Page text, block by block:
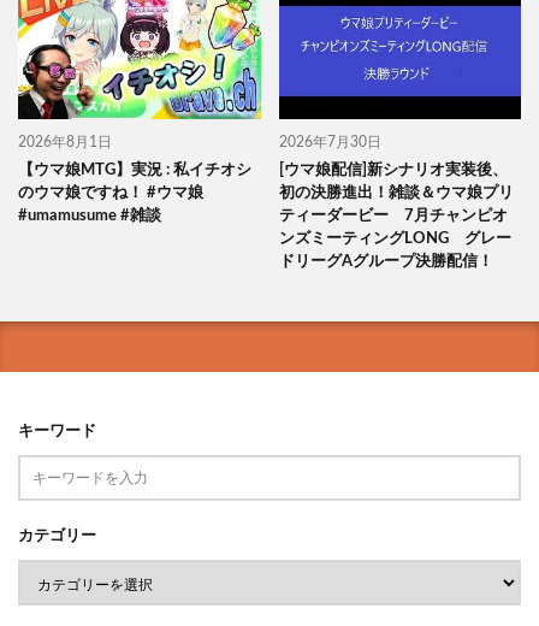
2026年8月1日
【ウマ娘MTG】実況 : 私イチオシ
のウマ娘ですね！ #ウマ娘
#umamusume #雑談
2026年7月30日
[ウマ娘配信]新シナリオ実装後、
初の決勝進出！雑談＆ウマ娘プリ
ティーダービー 7月チャンピオ
ンズミーティングLONG グレー
ドリーグAグループ決勝配信！
キーワード
カテゴリー